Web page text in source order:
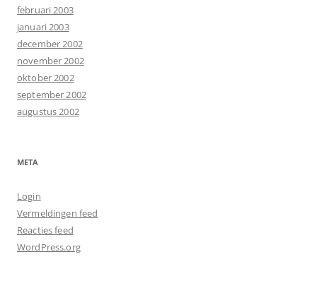
februari 2003
januari 2003
december 2002
november 2002
oktober 2002
september 2002
augustus 2002
META
Login
Vermeldingen feed
Reacties feed
WordPress.org